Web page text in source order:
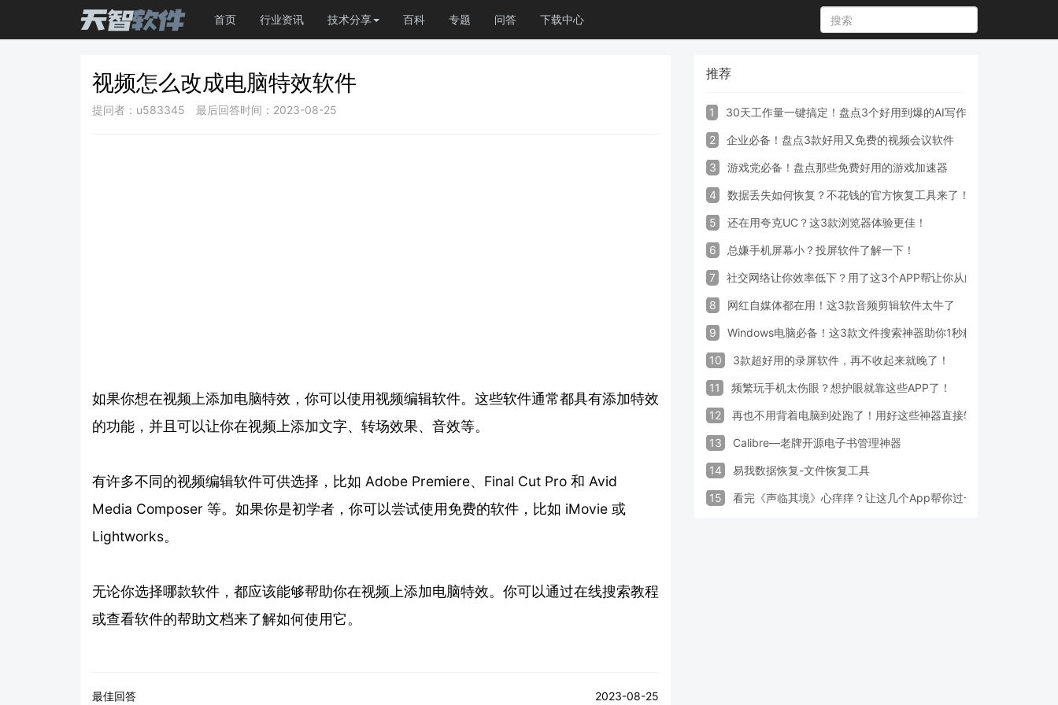
首页 行业资讯 技术分享 百科 专题 问答 下载中心
视频怎么改成电脑特效软件
提问者：u583345 最后回答时间：2023-08-25
如果你想在视频上添加电脑特效，你可以使用视频编辑软件。这些软件通常都具有添加特效
的功能，并且可以让你在视频上添加文字、转场效果、音效等。
有许多不同的视频编辑软件可供选择，比如 Adobe Premiere、Final Cut Pro 和 Avid
Media Composer 等。如果你是初学者，你可以尝试使用免费的软件，比如 iMovie 或
Lightworks。
无论你选择哪款软件，都应该能够帮助你在视频上添加电脑特效。你可以通过在线搜索教程
或查看软件的帮助文档来了解如何使用它。
最佳回答 2023-08-25
推荐
1 30天工作量一键搞定！盘点3个好用到爆的AI写作生成器工具
2 企业必备！盘点3款好用又免费的视频会议软件
3 游戏党必备！盘点那些免费好用的游戏加速器
4 数据丢失如何恢复？不花钱的官方恢复工具来了！
5 还在用夸克UC？这3款浏览器体验更佳！
6 总嫌手机屏幕小？投屏软件了解一下！
7 社交网络让你效率低下？用了这3个APP帮让你从此戒掉手机！
8 网红自媒体都在用！这3款音频剪辑软件太牛了
9 Windows电脑必备！这3款文件搜索神器助你1秒精准定位文件
10 3款超好用的录屏软件，再不收起来就晚了！
11 频繁玩手机太伤眼？想护眼就靠这些APP了！
12 再也不用背着电脑到处跑了！用好这些神器直接轻松办公
13 Calibre—老牌开源电子书管理神器
14 易我数据恢复-文件恢复工具
15 看完《声临其境》心痒痒？让这几个App帮你过一把配音瘾